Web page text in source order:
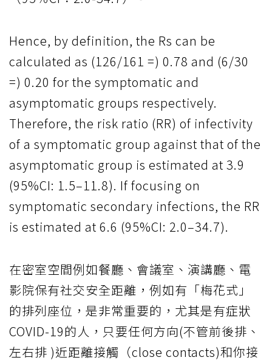
Hence, by definition, the Rs can be
calculated as (126/161 =) 0.78 and (6/30
=) 0.20 for the symptomatic and
asymptomatic groups respectively.
Therefore, the risk ratio (RR) of infectivity
of a symptomatic group against that of the
asymptomatic group is estimated at 3.9
(95%CI: 1.5–11.8). If focusing on
symptomatic secondary infections, the RR
is estimated at 6.6 (95%CI: 2.0–34.7).
在密室空間例如餐廳、會議室、演講廳、電
影院保有社交安全距離，例如有「梅花式」
的排列座位，是非常重要的，尤其是有症狀
COVID-19的人，只要任何方向(不管前後排、
左右排 )近距離接觸（close contacts)和你接